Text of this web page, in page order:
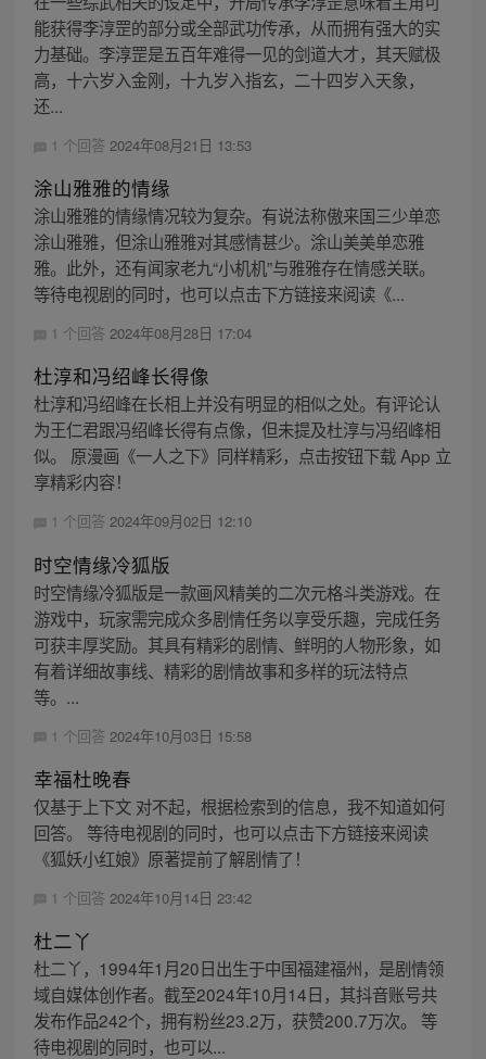
能获得李淳罡的部分或全部武功传承，从而拥有强大的实
力基础。李淳罡是五百年难得一见的剑道大才，其天赋极
高，十六岁入金刚，十九岁入指玄，二十四岁入天象，
还...
1 个回答 2024年08月21日 13:53
涂山雅雅的情缘
涂山雅雅的情缘情况较为复杂。有说法称傲来国三少单恋
涂山雅雅，但涂山雅雅对其感情甚少。涂山美美单恋雅
雅。此外，还有闻家老九“小机机”与雅雅存在情感关联。
等待电视剧的同时，也可以点击下方链接来阅读《...
1 个回答 2024年08月28日 17:04
杜淳和冯绍峰长得像
杜淳和冯绍峰在长相上并没有明显的相似之处。有评论认
为王仁君跟冯绍峰长得有点像，但未提及杜淳与冯绍峰相
似。 原漫画《一人之下》同样精彩，点击按钮下载 App 立
享精彩内容！
1 个回答 2024年09月02日 12:10
时空情缘冷狐版
时空情缘冷狐版是一款画风精美的二次元格斗类游戏。在
游戏中，玩家需完成众多剧情任务以享受乐趣，完成任务
可获丰厚奖励。其具有精彩的剧情、鲜明的人物形象，如
有着详细故事线、精彩的剧情故事和多样的玩法特点
等。...
1 个回答 2024年10月03日 15:58
幸福杜晚春
仅基于上下文 对不起，根据检索到的信息，我不知道如何
回答。 等待电视剧的同时，也可以点击下方链接来阅读
《狐妖小红娘》原著提前了解剧情了！
1 个回答 2024年10月14日 23:42
杜二丫
杜二丫，1994年1月20日出生于中国福建福州，是剧情领
域自媒体创作者。截至2024年10月14日，其抖音账号共
发布作品242个，拥有粉丝23.2万，获赞200.7万次。 等
待电视剧的同时，也可以...